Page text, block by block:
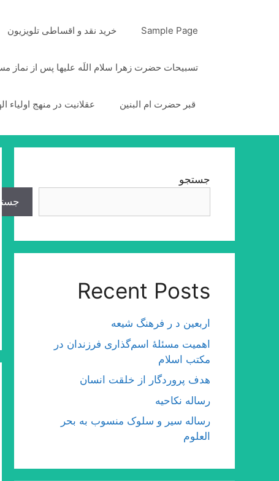
Sample Page خرید نقد و اقساطی تلویزیون
تسبیحات حضرت زهرا سلام اللَه علیها پس از نماز
قبر حضرت ام البنین عقلانیت در منهج اولیاء
جستجو
Recent Posts
اربعین د ر فرهنگ شیعه
اهمیت مسئلۀ اسم‌گذارى فرزندان در
مكتب اسلام
هدف پروردگار از خلقت انسان
رساله نکاحیه
رساله سیر و سلوک منسوب به بحر
العلوم